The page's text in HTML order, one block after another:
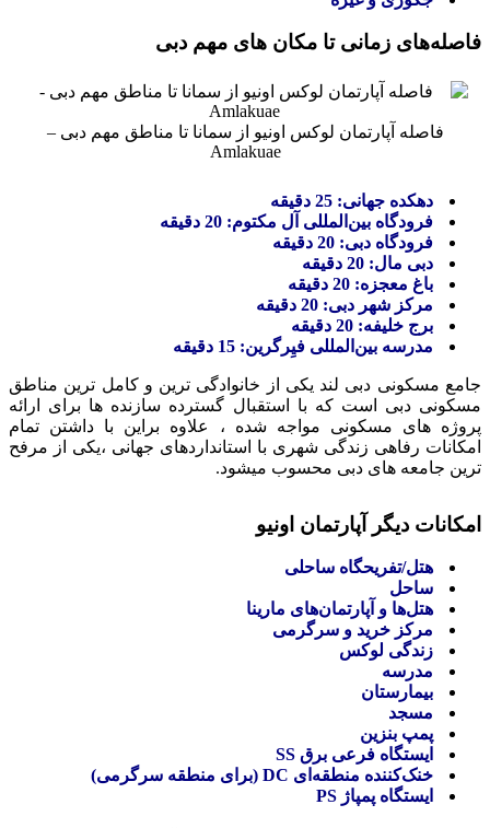
فاصله‌های زمانی تا مکان های مهم دبی
فاصله آپارتمان لوکس اونیو از سمانا تا مناطق مهم دبی –
Amlakuae
دهکده جهانی: 25 دقیقه
فرودگاه بین‌المللی آل مکتوم: 20 دقیقه
فرودگاه دبی: 20 دقیقه
دبی مال: 20 دقیقه
باغ معجزه: 20 دقیقه
مرکز شهر دبی: 20 دقیقه
برج خلیفه: 20 دقیقه
مدرسه بین‌المللی فیِرگرین: 15 دقیقه
جامع مسکونی دبی لند یکی از خانوادگی ترین و کامل ترین مناطق
مسکونی دبی است که با استقبال گسترده سازنده ها برای ارائه
پروژه های مسکونی مواجه شده ، علاوه براین با داشتن تمام
امکانات رفاهی زندگی شهری با استانداردهای جهانی ،یکی از مرفح
ترین جامعه های دبی محسوب میشود.
امکانات دیگر آپارتمان اونیو
هتل/تفریحگاه ساحلی
ساحل
هتل‌ها و آپارتمان‌های مارینا
مرکز خرید و سرگرمی
زندگی لوکس
مدرسه
بیمارستان
مسجد
پمپ بنزین
ایستگاه فرعی برق SS
خنک‌کننده منطقه‌ای DC (برای منطقه سرگرمی)
ایستگاه پمپاژ PS